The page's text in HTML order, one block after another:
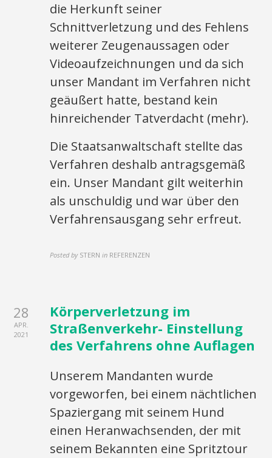
die Herkunft seiner
Schnittverletzung und des Fehlens
weiterer Zeugenaussagen oder
Videoaufzeichnungen und da sich
unser Mandant im Verfahren nicht
geäußert hatte, bestand kein
hinreichender Tatverdacht (mehr).
Die Staatsanwaltschaft stellte das
Verfahren deshalb antragsgemäß
ein. Unser Mandant gilt weiterhin
als unschuldig und war über den
Verfahrensausgang sehr erfreut.
Posted by STERN in REFERENZEN
28
APR.
2021
Körperverletzung im
Straßenverkehr- Einstellung
des Verfahrens ohne Auflagen
Unserem Mandanten wurde
vorgeworfen, bei einem nächtlichen
Spaziergang mit seinem Hund
einen Heranwachsenden, der mit
seinem Bekannten eine Spritztour